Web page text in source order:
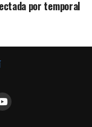
por temporal